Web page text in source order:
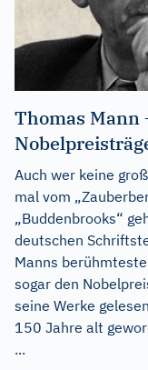
Thomas Mann
Auch wer keine
mal vom
„Buddenbrooks“
deutschen
Manns
sogar den
seine Werke
150 Jahre alt
...